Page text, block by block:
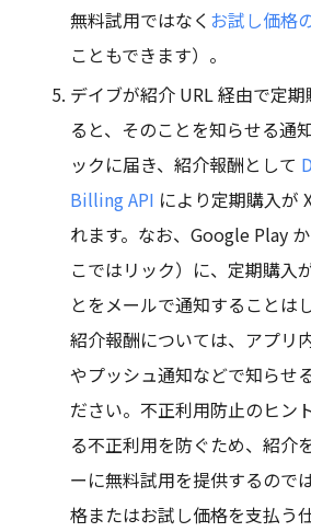
無料試用ではなく お試し価格
こともできます）。
デイブが紹介 URL 経由で定
ると、そのことを知らせる通
ックに届き、紹介報酬として
Billing API により定期購入が
れます。なお、Google Play
こではリック）に、定期購入
とをメールで通知することは
紹介報酬については、アプリ
やプッシュ通知などで知らせ
ださい。不正利用防止のヒン
る不正利用を防ぐため、紹介
ーに無料試用を提供するので
格またはお試し価格を支払う